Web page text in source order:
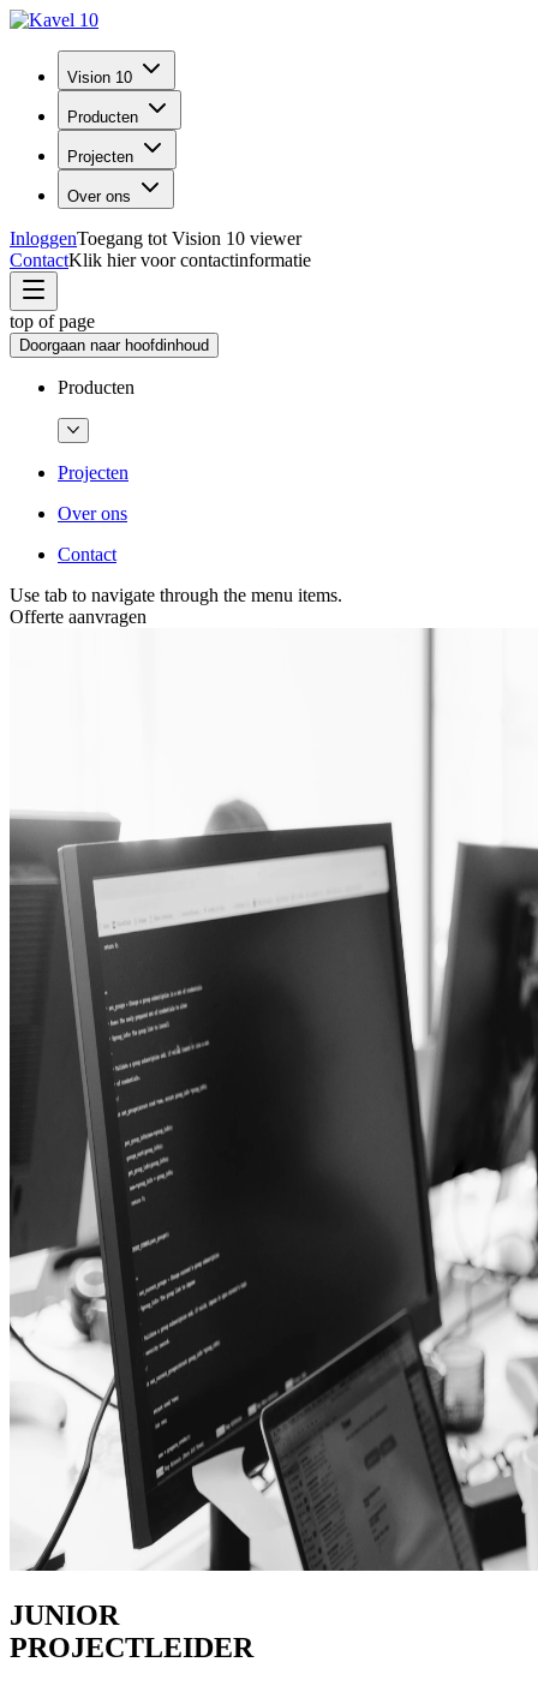
Vision 10
Producten
Projecten
Over ons
InloggenToegang tot Vision 10 viewer
ContactKlik hier voor contactinformatie
top of page
Doorgaan naar hoofdinhoud
Producten
Projecten
Over ons
Contact
Use tab to navigate through the menu items.
Offerte aanvragen
JUNIOR
PROJECTLEIDER